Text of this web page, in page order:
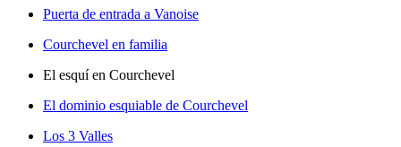
Puerta de entrada a Vanoise
Courchevel en familia
El esquí en Courchevel
El dominio esquiable de Courchevel
Los 3 Valles